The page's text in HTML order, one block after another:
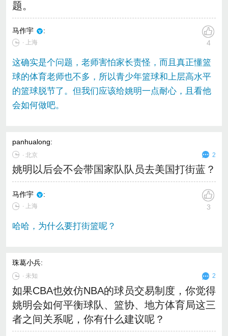
题。
马作宇 :
∙ 上海 4
这确实是个问题，老师害怕家长责怪，而且真正懂篮
球的体育老师也不多，所以青少年篮球和上层高水平
的篮球脱节了。但我们应该给姚明一点耐心，且看他
会如何做吧。
panhualong:
∙北京 2
姚明以后会不会带国家队队员去美国打街蓝？
马作宇 :
∙ 上海 3
哈哈，为什么要打街篮呢？
珠葛小兵:
∙ 未知 2
如果CBA也效仿NBA的球员交易制度，你觉得
姚明会如何平衡球队、篮协、地方体育局这三
者之间关系呢，你有什么建议呢？